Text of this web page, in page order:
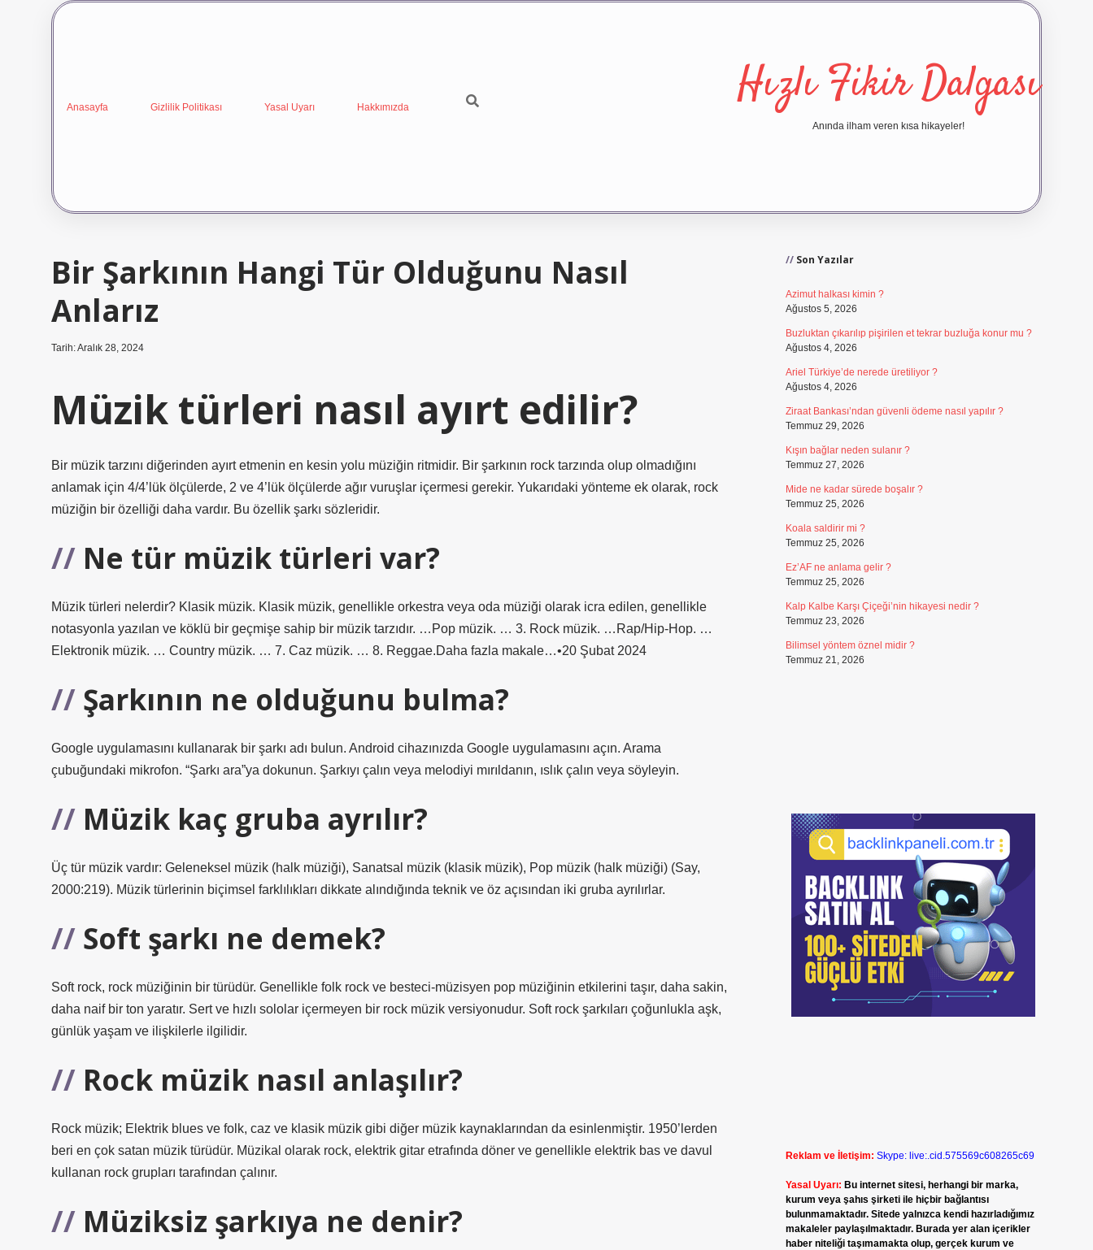
Anasayfa Gizlilik Politikası Yasal Uyarı Hakkımızda Hızlı Fikir Dalgası
Anında ilham veren kısa hikayeler!
Bir Şarkının Hangi Tür Olduğunu Nasıl
Anlarız
Tarih: Aralık 28, 2024
Müzik türleri nasıl ayırt edilir?
Bir müzik tarzını diğerinden ayırt etmenin en kesin yolu müziğin ritmidir. Bir şarkının rock tarzında olup olmadığını
anlamak için 4/4’lük ölçülerde, 2 ve 4’lük ölçülerde ağır vuruşlar içermesi gerekir. Yukarıdaki yönteme ek olarak, rock
müziğin bir özelliği daha vardır. Bu özellik şarkı sözleridir.
Ne tür müzik türleri var?
Müzik türleri nelerdir? Klasik müzik. Klasik müzik, genellikle orkestra veya oda müziği olarak icra edilen, genellikle
notasyonla yazılan ve köklü bir geçmişe sahip bir müzik tarzıdır. …Pop müzik. … 3. Rock müzik. …Rap/Hip-Hop. …
Elektronik müzik. … Country müzik. … 7. Caz müzik. … 8. Reggae.Daha fazla makale…•20 Şubat 2024
Şarkının ne olduğunu bulma?
Google uygulamasını kullanarak bir şarkı adı bulun. Android cihazınızda Google uygulamasını açın. Arama
çubuğundaki mikrofon. “Şarkı ara”ya dokunun. Şarkıyı çalın veya melodiyi mırıldanın, ıslık çalın veya söyleyin.
Müzik kaç gruba ayrılır?
Üç tür müzik vardır: Geleneksel müzik (halk müziği), Sanatsal müzik (klasik müzik), Pop müzik (halk müziği) (Say,
2000:219). Müzik türlerinin biçimsel farklılıkları dikkate alındığında teknik ve öz açısından iki gruba ayrılırlar.
Soft şarkı ne demek?
Soft rock, rock müziğinin bir türüdür. Genellikle folk rock ve besteci-müzisyen pop müziğinin etkilerini taşır, daha sakin,
daha naif bir ton yaratır. Sert ve hızlı sololar içermeyen bir rock müzik versiyonudur. Soft rock şarkıları çoğunlukla aşk,
günlük yaşam ve ilişkilerle ilgilidir.
Rock müzik nasıl anlaşılır?
Rock müzik; Elektrik blues ve folk, caz ve klasik müzik gibi diğer müzik kaynaklarından da esinlenmiştir. 1950’lerden
beri en çok satan müzik türüdür. Müzikal olarak rock, elektrik gitar etrafında döner ve genellikle elektrik bas ve davul
kullanan rock grupları tarafından çalınır.
Müziksiz şarkıya ne denir?
Son Yazılar
Azimut halkası kimin ?
Ağustos 5, 2026
Buzluktan çıkarılıp pişirilen et tekrar buzluğa konur mu ?
Ağustos 4, 2026
Ariel Türkiye’de nerede üretiliyor ?
Ağustos 4, 2026
Ziraat Bankası’ndan güvenli ödeme nasıl yapılır ?
Temmuz 29, 2026
Kışın bağlar neden sulanır ?
Temmuz 27, 2026
Mide ne kadar sürede boşalır ?
Temmuz 25, 2026
Koala saldirir mi ?
Temmuz 25, 2026
Ez’AF ne anlama gelir ?
Temmuz 25, 2026
Kalp Kalbe Karşı Çiçeği’nin hikayesi nedir ?
Temmuz 23, 2026
Bilimsel yöntem öznel midir ?
Temmuz 21, 2026
Reklam ve İletişim: Skype: live:.cid.575569c608265c69
Yasal Uyarı: Bu internet sitesi, herhangi bir marka,
kurum veya şahıs şirketi ile hiçbir bağlantısı
bulunmamaktadır. Sitede yalnızca kendi hazırladığımız
makaleler paylaşılmaktadır. Burada yer alan içerikler
haber niteliği taşımamakta olup, gerçek kurum ve